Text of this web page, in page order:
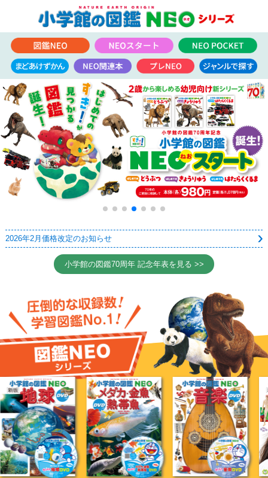
2026年2月価格改定のお知らせ
小学館の図鑑70周年 記念年表を見る >>